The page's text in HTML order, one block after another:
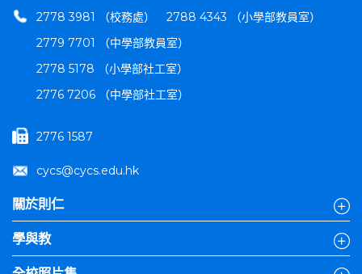
2778 3981 （校務處）
2788 4343 （小學部教員室）
2779 7701 （中學部教員室）
2778 5178 （小學部社工室）
2776 7206 （中學部社工室）
2776 1587
cycs@cycs.edu.hk
關於則仁
學與教